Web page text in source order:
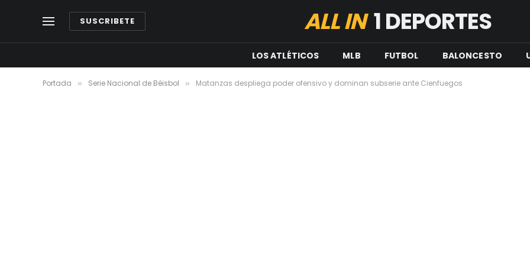
SUSCRIBETE ALL IN1 DEPORTES
LOS ATLÉTICOS MLB FUTBOL BALONCESTO
Portada » Serie Nacional de Béisbol » Matanzas despliega poder ofensivo y dominan subserie ante Cienfuegos